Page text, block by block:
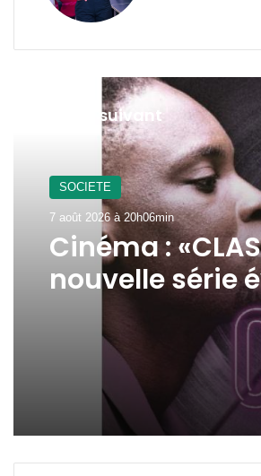
Lire le suivant
SOCIETE
7 août 2026 à 20h06min
Cinéma :
nouvelle série
de Philippe
sur CANAL+